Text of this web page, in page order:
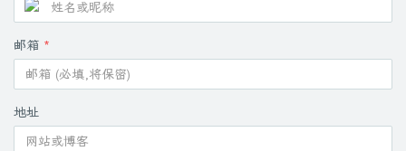
邮箱 *
地址